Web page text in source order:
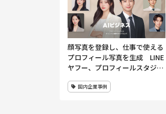
顔写真を登録し、仕事で使える
プロフィール写真を生成 LINE
ヤフー、プロフィールスタジオ
国内企業事例